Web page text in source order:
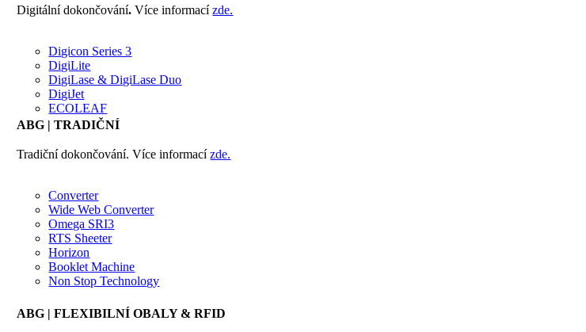
Digitální dokončování. Více informacízde.
Digicon Series 3
DigiLite
DigiLase & DigiLase Duo
DigiJet
ECOLEAF
ABG | TRADIČNÍ
Tradiční dokončování. Více informacízde.
Converter
Wide Web Converter
Omega SRI3
RTS Sheeter
Horizon
Booklet Machine
Non Stop Technology
ABG | FLEXIBILNÍ OBALY & RFID